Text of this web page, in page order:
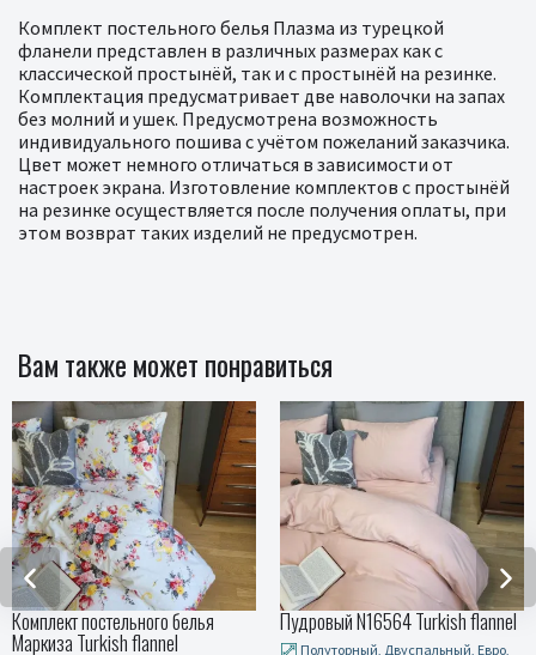
Комплект постельного белья Плазма из турецкой
фланели представлен в различных размерах как с
классической простынёй, так и с простынёй на резинке.
Комплектация предусматривает две наволочки на запах
без молний и ушек. Предусмотрена возможность
индивидуального пошива с учётом пожеланий заказчика.
Цвет может немного отличаться в зависимости от
настроек экрана. Изготовление комплектов с простынёй
на резинке осуществляется после получения оплаты, при
этом возврат таких изделий не предусмотрен.
Вам также может понравиться
белья
flannel
Пудровый N16564 Turkish flannel
Полуторный, Двуспальный, Евро,
Комплект
зеленый,